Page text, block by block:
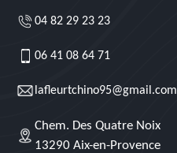
04 82 29 23 23
06 41 08 64 71
lafleurtchino95@gmail.com
Chem. Des Quatre Noix
13290 Aix-en-Provence